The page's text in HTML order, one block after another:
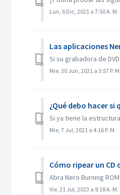
Lun, 6 Dic, 2021 a 7:50 A. M.
Las aplicaciones
Si su grabadora de
Mie, 30 Jun, 2021 a 3:57 P. M.
¿Qué debo hacer si
Si ya tiene la
Mie, 7 Jul, 2021 a 4:16 P. M.
Cómo ripear un CD
Abra Nero Burning
Vie, 21 Jul, 2023 a 9:18 A. M.